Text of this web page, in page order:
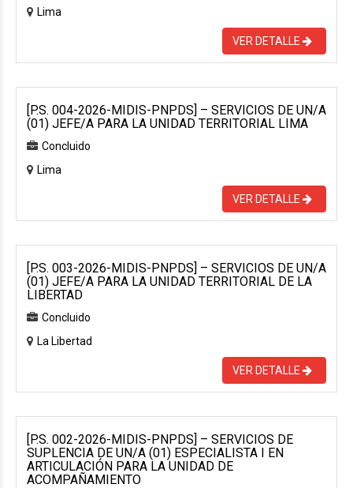
Lima
VER DETALLE
[P.S. 004-2026-MIDIS-PNPDS] – SERVICIOS DE UN/A
(01) JEFE/A PARA LA UNIDAD TERRITORIAL LIMA
Concluido
Lima
VER DETALLE
[P.S. 003-2026-MIDIS-PNPDS] – SERVICIOS DE UN/A
(01) JEFE/A PARA LA UNIDAD TERRITORIAL DE LA
LIBERTAD
Concluido
La Libertad
VER DETALLE
[P.S. 002-2026-MIDIS-PNPDS] – SERVICIOS DE
SUPLENCIA DE UN/A (01) ESPECIALISTA I EN
ARTICULACIÓN PARA LA UNIDAD DE
ACOMPAÑAMIENTO